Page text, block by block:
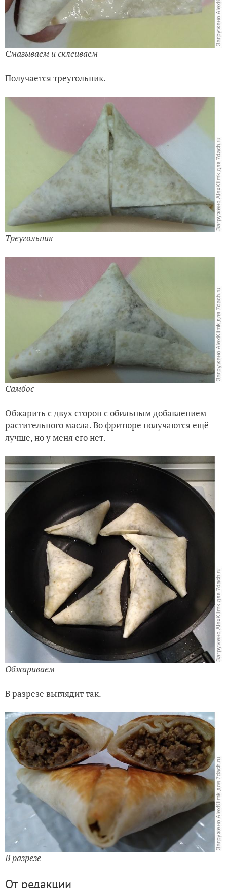
Смазываем и склеиваем
Получается треугольник.
Треугольник
Самбос
Обжарить с двух сторон с обильным добавлением
растительного масла. Во фритюре получаются ещё
лучше, но у меня его нет.
Обжариваем
В разрезе выглядит так.
В разрезе
От редакции